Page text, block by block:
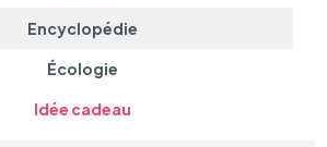
Encyclopédie
Écologie
Idée cadeau